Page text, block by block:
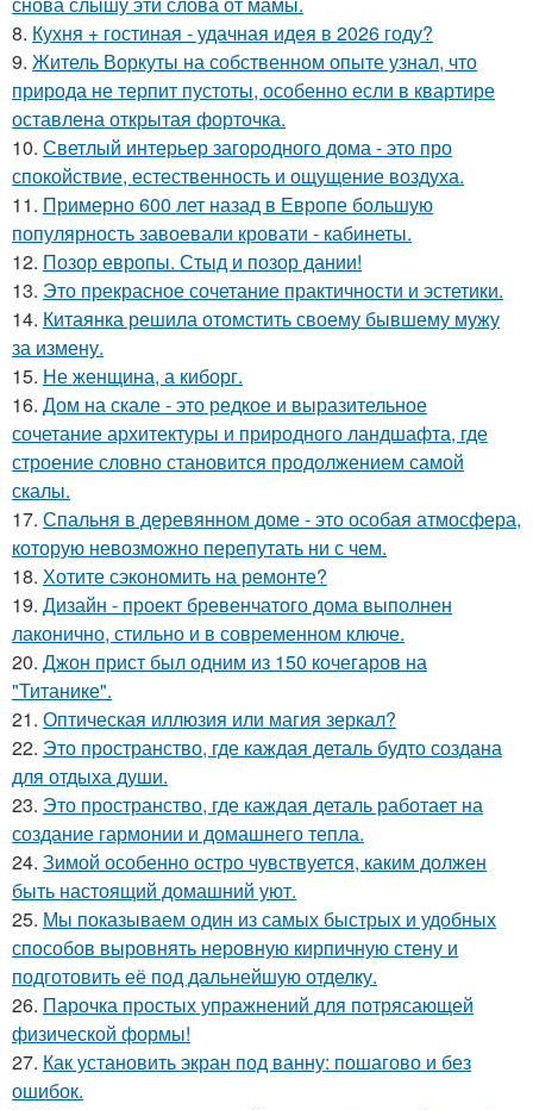
8. Кухня + гостиная - удачная идея в 2026 году?
9. Житель Воркуты на собственном опыте узнал, что
природа не терпит пустоты, особенно если в квартире
оставлена открытая форточка.
10. Светлый интерьер загородного дома - это про
спокойствие, естественность и ощущение воздуха.
11. Примерно 600 лет назад в Европе большую
популярность завоевали кровати - кабинеты.
12. Позор европы. Стыд и позор дании!
13. Это прекрасное сочетание практичности и эстетики.
14. Китаянка решила отомстить своему бывшему мужу
за измену.
15. Не женщина, а киборг.
16. Дом на скале - это редкое и выразительное
сочетание архитектуры и природного ландшафта, где
строение словно становится продолжением самой
скалы.
17. Спальня в деревянном доме - это особая атмосфера,
которую невозможно перепутать ни с чем.
18. Хотите сэкономить на ремонте?
19. Дизайн - проект бревенчатого дома выполнен
лаконично, стильно и в современном ключе.
20. Джон прист был одним из 150 кочегаров на
"Титанике".
21. Оптическая иллюзия или магия зеркал?
22. Это пространство, где каждая деталь будто создана
для отдыха души.
23. Это пространство, где каждая деталь работает на
создание гармонии и домашнего тепла.
24. Зимой особенно остро чувствуется, каким должен
быть настоящий домашний уют.
25. Мы показываем один из самых быстрых и удобных
способов выровнять неровную кирпичную стену и
подготовить её под дальнейшую отделку.
26. Парочка простых упражнений для потрясающей
физической формы!
27. Как установить экран под ванну: пошагово и без
ошибок.